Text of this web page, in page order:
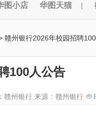
图小店 华图天猫 |
赣州银行2026年校园招聘
100人公告
赣州银行 来源：赣州银行